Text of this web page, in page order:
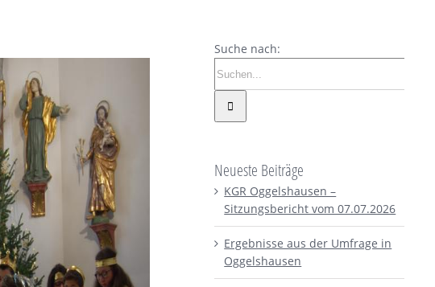
Suche nach:
Neueste Beiträge
KGR Oggelshausen –
Sitzungsbericht vom 07.07.2026
Ergebnisse aus der Umfrage in
Oggelshausen